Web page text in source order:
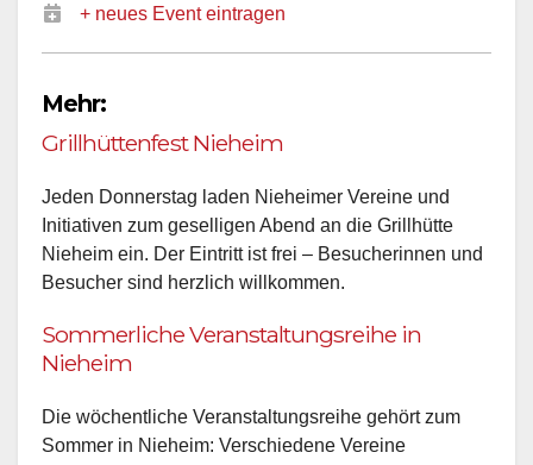
+ neues Event eintragen
Mehr:
Grillhüttenfest Nieheim
Jeden Donnerstag laden Nieheimer Vereine und
Initiativen zum geselligen Abend an die Grillhütte
Nieheim ein. Der Eintritt ist frei – Besucherinnen und
Besucher sind herzlich willkommen.
Sommerliche Veranstaltungsreihe in
Nieheim
Die wöchentliche Veranstaltungsreihe gehört zum
Sommer in Nieheim: Verschiedene Vereine